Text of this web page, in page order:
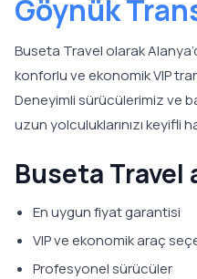
Göynük
Buseta Travel olarak
konforlu ve ekonomik VIP
Deneyimli sürücülerimiz ve
uzun yolculuklarınızı keyifli
Buseta Travel
En uygun fiyat garantisi
VIP ve ekonomik araç
Profesyonel sürücüler